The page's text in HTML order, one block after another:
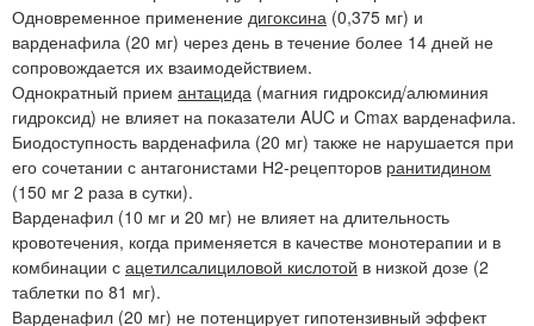
Одновременное применение дигоксина (0,375 мг) и
варденафила (20 мг) через день в течение более 14 дней не
сопровождается их взаимодействием.
Однократный прием антацида (магния гидроксид/алюминия
гидроксид) не влияет на показатели AUC и Cmax варденафила.
Биодоступность варденафила (20 мг) также не нарушается при
его сочетании с антагонистами Н2-рецепторов ранитидином
(150 мг 2 раза в сутки).
Варденафил (10 мг и 20 мг) не влияет на длительность
кровотечения, когда применяется в качестве монотерапии и в
комбинации с ацетилсалициловой кислотой в низкой дозе (2
таблетки по 81 мг).
Варденафил (20 мг) не потенцирует гипотензивный эффект